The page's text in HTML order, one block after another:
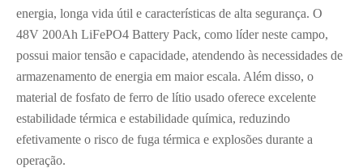
energia, longa vida útil e características de alta segurança. O
48V 200Ah LiFePO4 Battery Pack, como líder neste campo,
possui maior tensão e capacidade, atendendo às necessidades de
armazenamento de energia em maior escala. Além disso, o
material de fosfato de ferro de lítio usado oferece excelente
estabilidade térmica e estabilidade química, reduzindo
efetivamente o risco de fuga térmica e explosões durante a
operação.